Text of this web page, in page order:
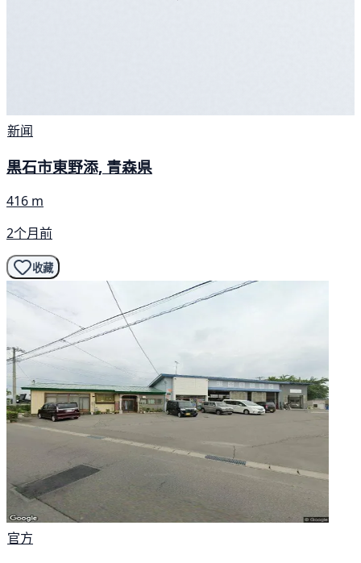
新闻
黒石市東野添, 青森県
416 m
2个月前
收藏
官方